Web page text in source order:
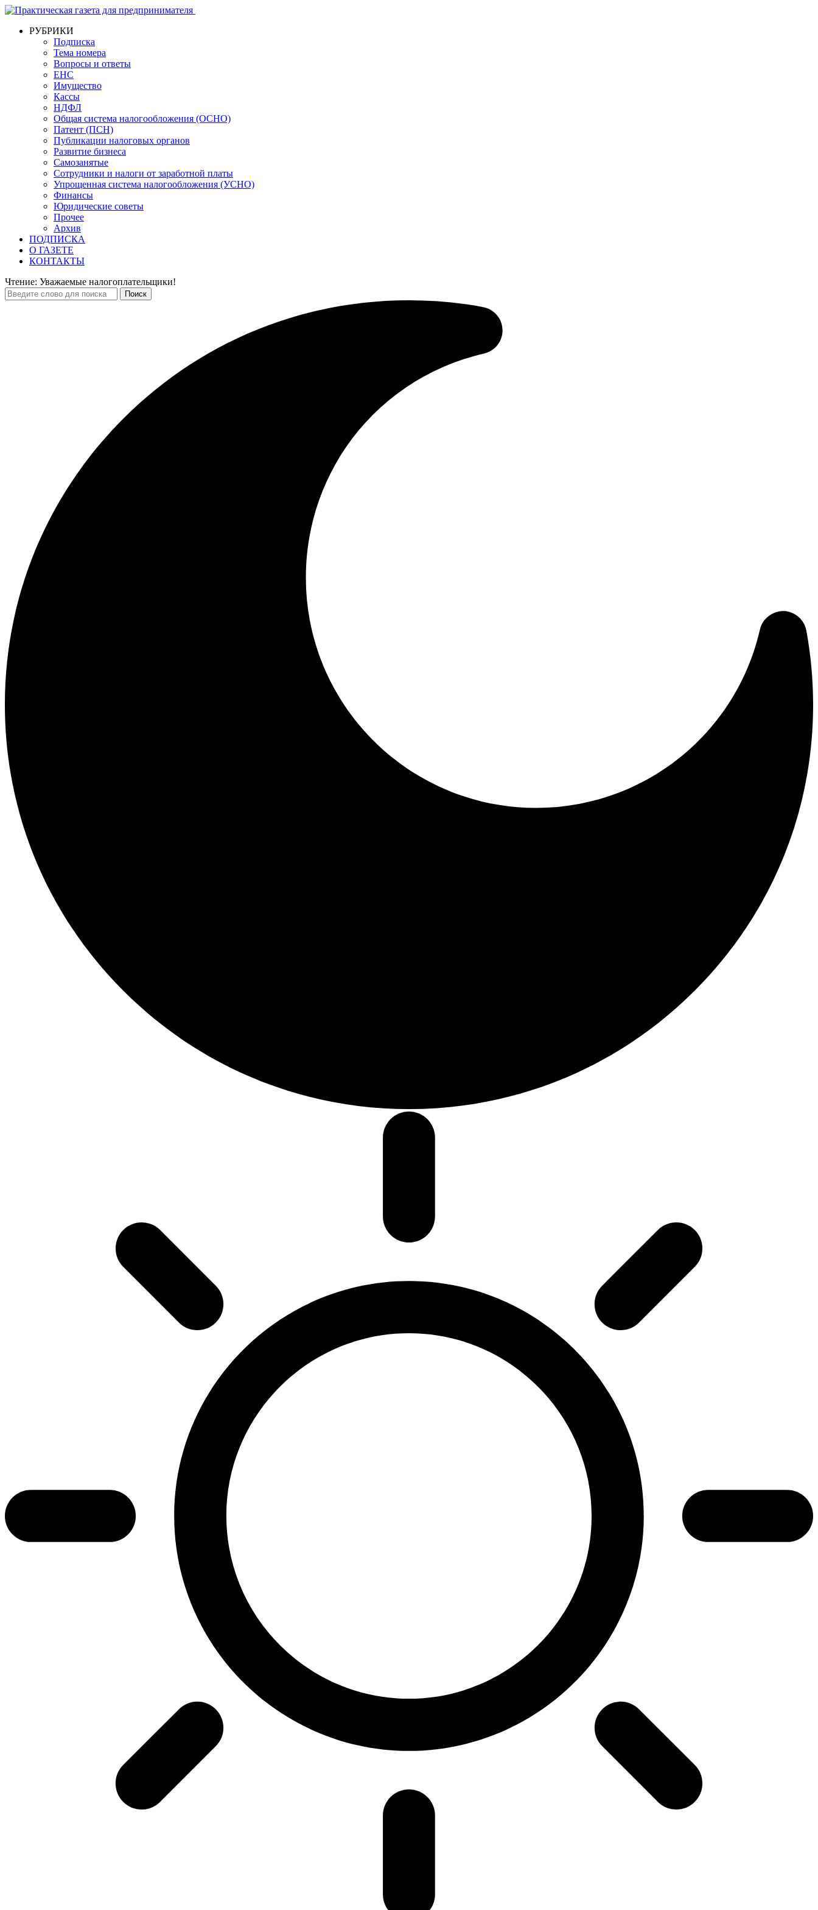
РУБРИКИ
Подписка
Тема номера
Вопросы и ответы
ЕНС
Имущество
Кассы
НДФЛ
Общая система налогообложения (ОСНО)
Патент (ПСН)
Публикации налоговых органов
Развитие бизнеса
Самозанятые
Сотрудники и налоги от заработной платы
Упрощенная система налогообложения (УСНО)
Финансы
Юридические советы
Прочее
Архив
ПОДПИСКА
О ГАЗЕТЕ
КОНТАКТЫ
Чтение: Уважаемые налогоплательщики!